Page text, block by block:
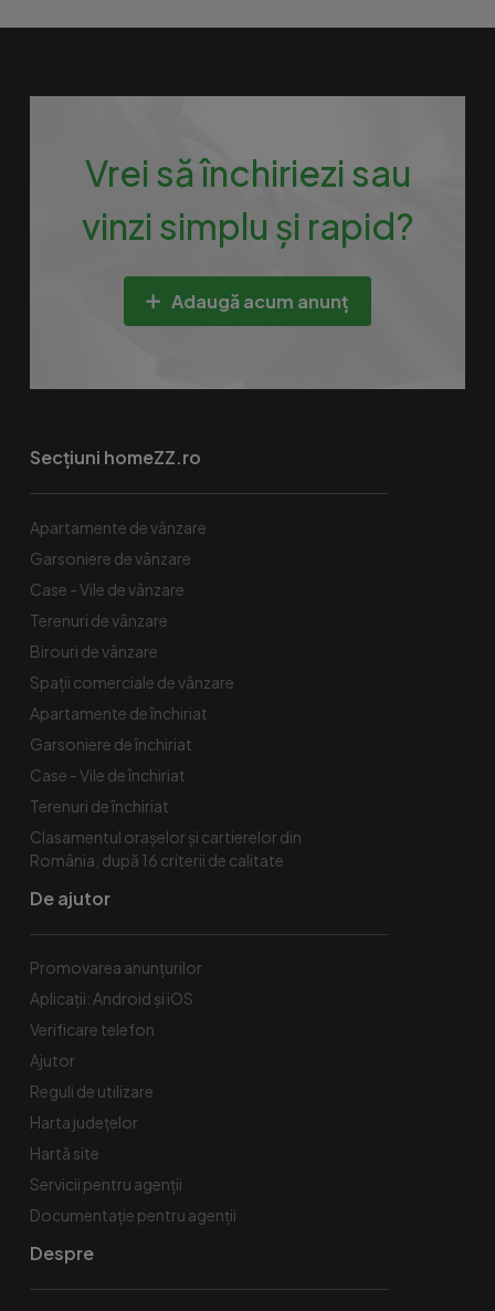
Vrei să închiriezi sau
vinzi simplu și rapid?
Adaugă acum anunț
Secțiuni homeZZ.ro
Apartamente de vânzare
Garsoniere de vânzare
Case - Vile de vânzare
Terenuri de vânzare
Birouri de vânzare
Spaţii comerciale de vânzare
Apartamente de închiriat
Garsoniere de închiriat
Case - Vile de închiriat
Terenuri de închiriat
Clasamentul orașelor și cartierelor din
România, după 16 criterii de calitate
De ajutor
Promovarea anunțurilor
Aplicații: Android și iOS
Verificare telefon
Ajutor
Reguli de utilizare
Harta județelor
Hartă site
Servicii pentru agenții
Documentație pentru agenții
Despre